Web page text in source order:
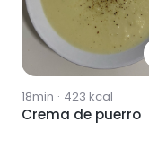
18min · 423 kcal
Crema de puerro